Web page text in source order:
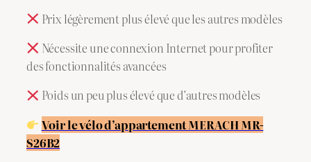
Prix légèrement plus élevé que les autres modèles
Nécessite une connexion Internet pour profiter
des fonctionnalités avancées
Poids un peu plus élevé que d’autres modèles
Voir le vélo d’appartement MERACH MR-
S26B2